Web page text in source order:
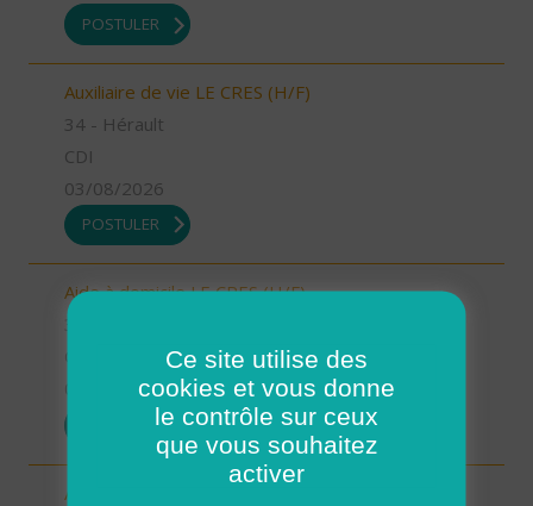
POSTULER
Auxiliaire de vie LE CRES (H/F)
34 - Hérault
CDI
03/08/2026
POSTULER
Aide à domicile LE CRES (H/F)
03/08/2026
POSTULER
Aide à domicile GANGES (H/F)
Ce site utilise des
cookies et vous donne
le contrôle sur ceux
que vous souhaitez
activer